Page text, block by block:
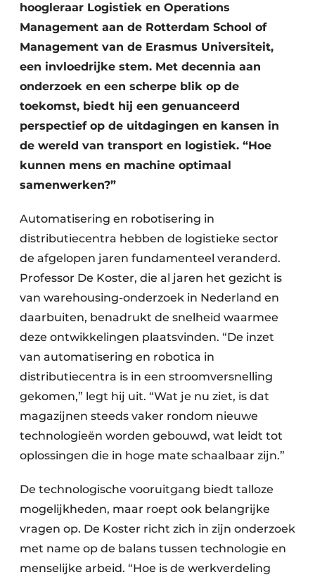
hoogleraar Logistiek en Operations
Management aan de Rotterdam School of
Management van de Erasmus Universiteit,
een invloedrijke stem. Met decennia aan
onderzoek en een scherpe blik op de
toekomst, biedt hij een genuanceerd
perspectief op de uitdagingen en kansen in
de wereld van transport en logistiek. “Hoe
kunnen mens en machine optimaal
samenwerken?”
Automatisering en robotisering in
distributiecentra hebben de logistieke sector
de afgelopen jaren fundamenteel veranderd.
Professor De Koster, die al jaren het gezicht is
van warehousing-onderzoek in Nederland en
daarbuiten, benadrukt de snelheid waarmee
deze ontwikkelingen plaatsvinden. “De inzet
van automatisering en robotica in
distributiecentra is in een stroomversnelling
gekomen,” legt hij uit. “Wat je nu ziet, is dat
magazijnen steeds vaker rondom nieuwe
technologieën worden gebouwd, wat leidt tot
oplossingen die in hoge mate schaalbaar zijn.”
De technologische vooruitgang biedt talloze
mogelijkheden, maar roept ook belangrijke
vragen op. De Koster richt zich in zijn onderzoek
met name op de balans tussen technologie en
menselijke arbeid. “Hoe is de werkverdeling